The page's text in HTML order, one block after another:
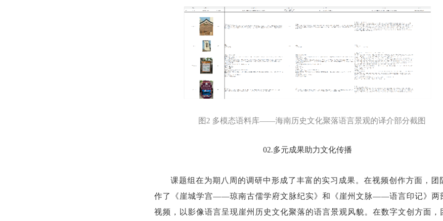
图 2 多模态语料库——海南历史文化聚落语言景观的译介部分截图
02.多元成果助力文化传播
课题组在为期八周的调研中形成了丰富的实习成果。在视频创作方面，团
作了《崖城学宫——琼南古儒学府文脉纪实》和《崖州文脉——语言印记》两
视频，以影像语言呈现崖州历史文化聚落的语言景观风貌。在数字文创方面，